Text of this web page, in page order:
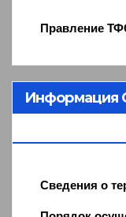
Правление
Информация
Сведения о